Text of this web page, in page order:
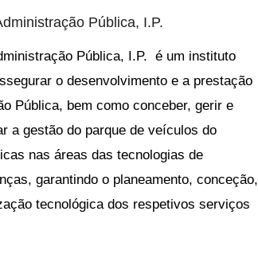
Pública, I.P.
Pública, I.P. é um instituto
o desenvolvimento e a prestação
Pública, bem como conceber, gerir e
a gestão do parque de veículos do
nas áreas das tecnologias de
garantindo o planeamento, conceção,
tecnológica dos respetivos serviços